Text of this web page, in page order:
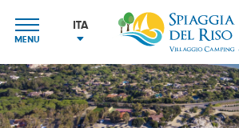
MENU
ITA
ENG
FRA
DEU